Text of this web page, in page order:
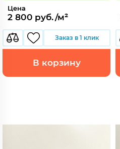
Цена
2 800 руб./м²
Заказ в 1 клик
В корзину